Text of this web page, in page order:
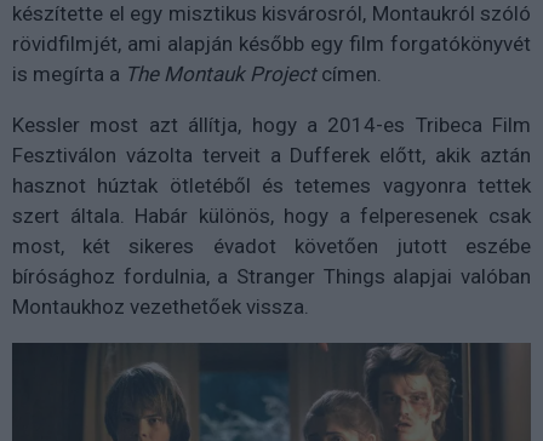
készítette el egy misztikus kisvárosról, Montaukról szóló
rövidfilmjét, ami alapján később egy film forgatókönyvét
is megírta a The Montauk Projectcímen.
Kessler most azt állítja, hogy a 2014-es Tribeca Film
Fesztiválon vázolta terveit a Dufferek előtt, akik aztán
hasznot húztak ötletéből és tetemes vagyonra tettek
szert általa. Habár különös, hogy a felperesenek csak
most, két sikeres évadot követően jutott eszébe
bírósághoz fordulnia, a Stranger Things alapjai valóban
Montaukhoz vezethetőek vissza.